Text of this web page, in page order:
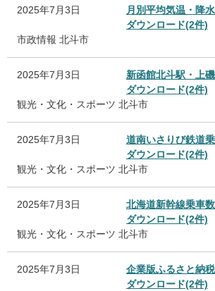
2025年7月3日
月別平均気温・降
ダウンロード(2件)
市政情報 北斗市
2025年7月3日
新函館北斗駅・上
ダウンロード(2件)
観光・文化・スポーツ 北斗市
2025年7月3日
道南いさりび鉄道
ダウンロード(2件)
観光・文化・スポーツ 北斗市
2025年7月3日
北海道新幹線乗車
ダウンロード(2件)
観光・文化・スポーツ 北斗市
2025年7月3日
企業版ふるさと納
ダウンロード(2件)